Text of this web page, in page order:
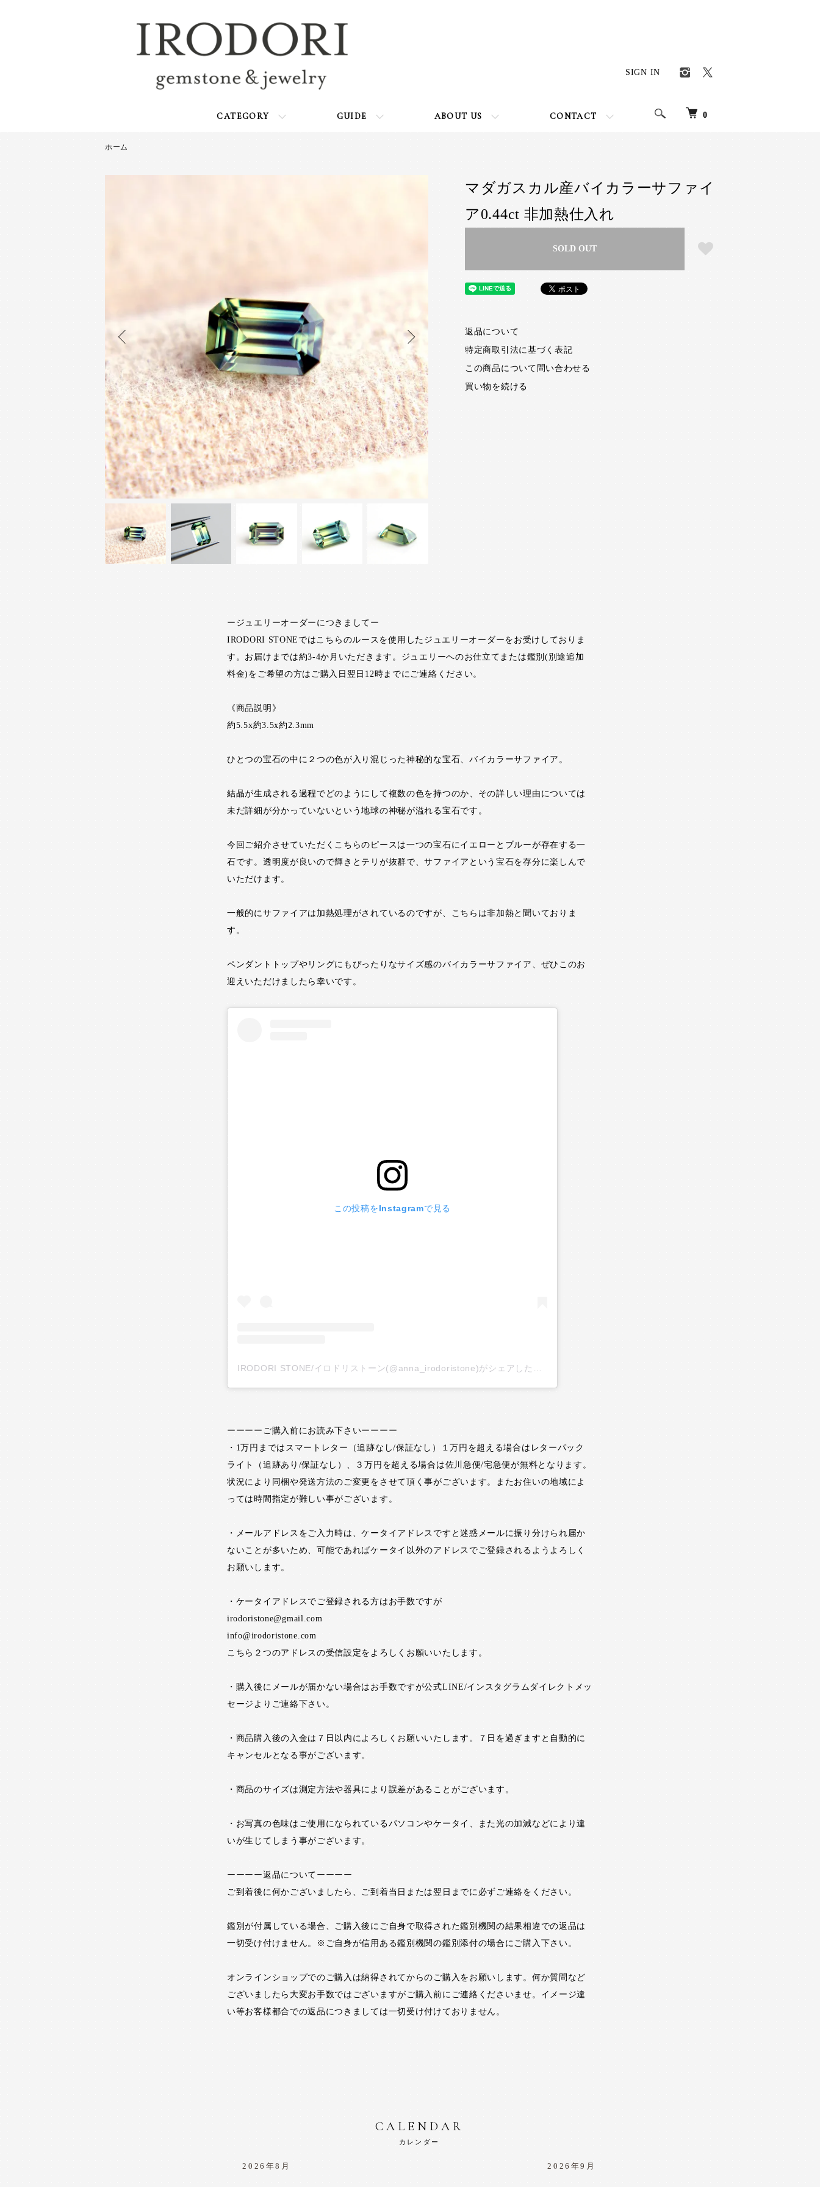
0
CATEGORY GUIDE ABOUT US CONTACT
SIGN IN
ホーム
マダガスカル産バイカラーサファイ
ア0.44ct 非加熱仕入れ
SOLD OUT
返品について
特定商取引法に基づく表記
この商品について問い合わせる
買い物を続ける
ージュエリーオーダーにつきましてー
IRODORI STONEではこちらのルースを使用したジュエリーオーダーをお受けしておりま
す。お届けまでは約3-4か月いただきます。ジュエリーへのお仕立てまたは鑑別(別途追加
料金)をご希望の方はご購入日翌日12時までにご連絡ください。
《商品説明》
約5.5x約3.5x約2.3mm
ひとつの宝石の中に２つの色が入り混じった神秘的な宝石、バイカラーサファイア。
結晶が生成される過程でどのようにして複数の色を持つのか、その詳しい理由については
未だ詳細が分かっていないという地球の神秘が溢れる宝石です。
今回ご紹介させていただくこちらのピースは一つの宝石にイエローとブルーが存在する一
石です。透明度が良いので輝きとテリが抜群で、サファイアという宝石を存分に楽しんで
いただけます。
一般的にサファイアは加熱処理がされているのですが、こちらは非加熱と聞いておりま
す。
ペンダントトップやリングにもぴったりなサイズ感のバイカラーサファイア、ぜひこのお
迎えいただけましたら幸いです。
この投稿をInstagramで見る
ーーーーご購入前にお読み下さいーーーー
・1万円まではスマートレター（追跡なし/保証なし）１万円を超える場合はレターパック
ライト（追跡あり/保証なし）、３万円を超える場合は佐川急便/宅急便が無料となります。
状況により同梱や発送方法のご変更をさせて頂く事がございます。またお住いの地域によ
っては時間指定が難しい事がございます。
・メールアドレスをご入力時は、ケータイアドレスですと迷惑メールに振り分けられ届か
ないことが多いため、可能であればケータイ以外のアドレスでご登録されるようよろしく
お願いします。
・ケータイアドレスでご登録される方はお手数ですが
irodoristone@gmail.com
info@irodoristone.com
こちら２つのアドレスの受信設定をよろしくお願いいたします。
・購入後にメールが届かない場合はお手数ですが公式LINE/インスタグラムダイレクトメッ
セージよりご連絡下さい。
・商品購入後の入金は７日以内によろしくお願いいたします。７日を過ぎますと自動的に
キャンセルとなる事がございます。
・商品のサイズは測定方法や器具により誤差があることがございます。
・お写真の色味はご使用になられているパソコンやケータイ、また光の加減などにより違
いが生じてしまう事がございます。
ーーーー返品についてーーーー
ご到着後に何かございましたら、ご到着当日または翌日までに必ずご連絡をください。
鑑別が付属している場合、ご購入後にご自身で取得された鑑別機関の結果相違での返品は
一切受け付けません。※ご自身が信用ある鑑別機関の鑑別添付の場合にご購入下さい。
オンラインショップでのご購入は納得されてからのご購入をお願いします。何か質問など
ございましたら大変お手数ではございますがご購入前にご連絡くださいませ。イメージ違
い等お客様都合での返品につきましては一切受け付けておりません。
CALENDAR
カレンダー
2026年8月 2026年9月